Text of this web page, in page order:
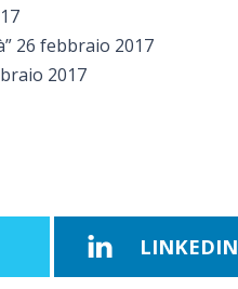
26 febbraio 2017
2017
LINKEDIN